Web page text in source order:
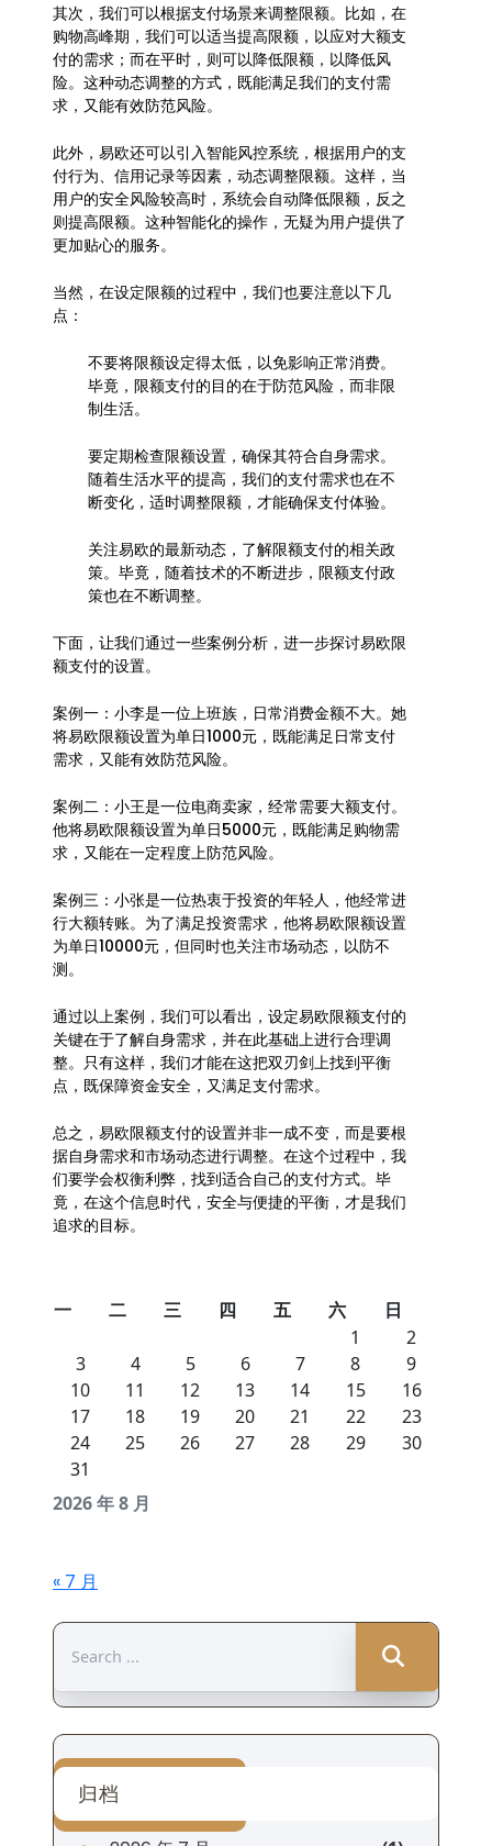
其次，我们可以根据支付场景来调整限额。比如，在
购物高峰期，我们可以适当提高限额，以应对大额支
付的需求；而在平时，则可以降低限额，以降低风
险。这种动态调整的方式，既能满足我们的支付需
求，又能有效防范风险。
此外，易欧还可以引入智能风控系统，根据用户的支
付行为、信用记录等因素，动态调整限额。这样，当
用户的安全风险较高时，系统会自动降低限额，反之
则提高限额。这种智能化的操作，无疑为用户提供了
更加贴心的服务。
当然，在设定限额的过程中，我们也要注意以下几
点：
不要将限额设定得太低，以免影响正常消费。
毕竟，限额支付的目的在于防范风险，而非限
制生活。
要定期检查限额设置，确保其符合自身需求。
随着生活水平的提高，我们的支付需求也在不
断变化，适时调整限额，才能确保支付体验。
关注易欧的最新动态，了解限额支付的相关政
策。毕竟，随着技术的不断进步，限额支付政
策也在不断调整。
下面，让我们通过一些案例分析，进一步探讨易欧限
额支付的设置。
案例一：小李是一位上班族，日常消费金额不大。她
将易欧限额设置为单日1000元，既能满足日常支付
需求，又能有效防范风险。
案例二：小王是一位电商卖家，经常需要大额支付。
他将易欧限额设置为单日5000元，既能满足购物需
求，又能在一定程度上防范风险。
案例三：小张是一位热衷于投资的年轻人，他经常进
行大额转账。为了满足投资需求，他将易欧限额设置
为单日10000元，但同时也关注市场动态，以防不
测。
通过以上案例，我们可以看出，设定易欧限额支付的
关键在于了解自身需求，并在此基础上进行合理调
整。只有这样，我们才能在这把双刃剑上找到平衡
点，既保障资金安全，又满足支付需求。
总之，易欧限额支付的设置并非一成不变，而是要根
据自身需求和市场动态进行调整。在这个过程中，我
们要学会权衡利弊，找到适合自己的支付方式。毕
竟，在这个信息时代，安全与便捷的平衡，才是我们
追求的目标。
2026 年 8 月
一 二 三 四 五 六
日
1
2
3
4 5 6 7 8
9
10
11 12 13 14 15
16
17
18 19 20 21 22
23
24
25 26 27 28 29
30
31
« 7 月
for:
归档